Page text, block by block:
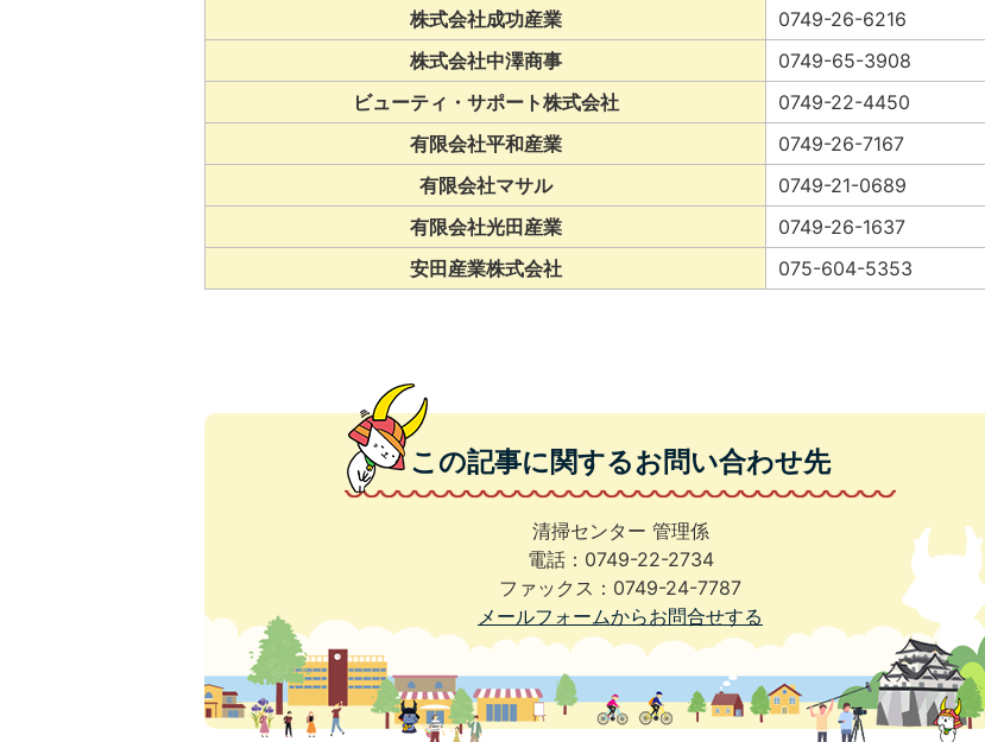
株式会社成功産業
0749-26-6216
株式会社中澤商事
0749-65-3908
ビューティ・サポート株式会社
0749-22-4450
有限会社平和産業
0749-26-7167
有限会社マサル
0749-21-0689
有限会社光田産業
0749-26-1637
安田産業株式会社
075-604-5353
この記事に関するお問い合わせ先
清掃センター 管理係
電話：0749-22-2734
ファックス：0749-24-7787
メールフォームからお問合せする